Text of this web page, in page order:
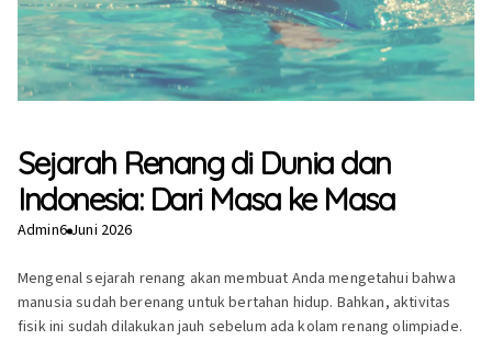
Sejarah Renang di Dunia dan
Indonesia: Dari Masa ke Masa
Admin6 Juni 2026
Mengenal sejarah renang akan membuat Anda mengetahui bahwa
manusia sudah berenang untuk bertahan hidup. Bahkan, aktivitas
fisik ini sudah dilakukan jauh sebelum ada kolam renang olimpiade.